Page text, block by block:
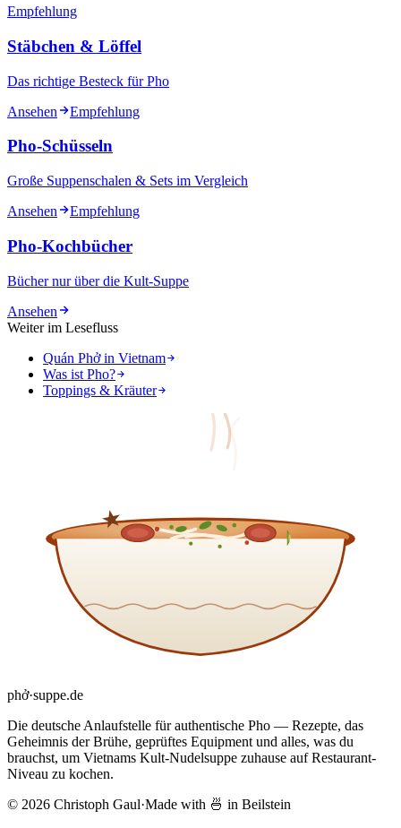
Empfehlung
Stäbchen & Löffel
Das richtige Besteck für Pho
Ansehen
Empfehlung
Pho-Schüsseln
Große Suppenschalen & Sets im Vergleich
Ansehen
Empfehlung
Pho-Kochbücher
Bücher nur über die Kult-Suppe
Ansehen
Weiter im Lesefluss
Quán Phở in Vietnam
Was ist Pho?
Toppings & Kräuter
phở·suppe.de
Die deutsche Anlaufstelle für authentische Pho — Rezepte, das
Geheimnis der Brühe, geprüftes Equipment und alles, was du
brauchst, um Vietnams Kult-Nudelsuppe zuhause auf Restaurant-
Niveau zu kochen.
© 2026 Christoph Gaul·Made with 🍜 in Beilstein